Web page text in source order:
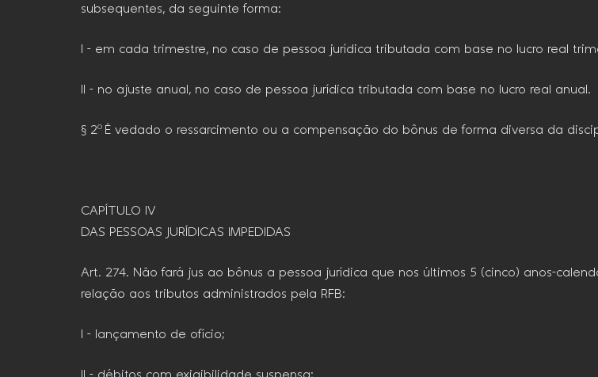
subsequentes, da seguinte forma:
I – em cada trimestre, no caso de pessoa jurídica tributada com base no lucro real
II – no ajuste anual, no caso de pessoa jurídica tributada com base no lucro real anual.
§ 2º É vedado o ressarcimento ou a compensação do bônus de forma diversa da
CAPÍTULO IV
DAS PESSOAS JURÍDICAS IMPEDIDAS
Art. 274. Não fará jus ao bônus a pessoa jurídica que nos últimos 5 (cinco) anos-
relação aos tributos administrados pela RFB:
I – lançamento de ofício;